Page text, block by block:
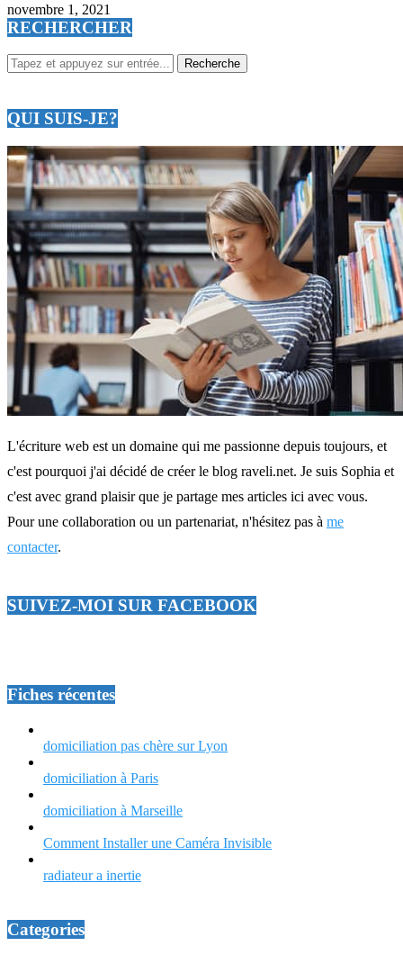
novembre 1, 2021
RECHERCHER
QUI SUIS-JE?
L'écriture web est un domaine qui me passionne depuis toujours, et
c'est pourquoi j'ai décidé de créer le blog raveli.net. Je suis Sophia et
c'est avec grand plaisir que je partage mes articles ici avec vous.
Pour une collaboration ou un partenariat, n'hésitez pas à me
contacter.
SUIVEZ-MOI SUR FACEBOOK
Fiches récentes
domiciliation pas chère sur Lyon
domiciliation à Paris
domiciliation à Marseille
Comment Installer une Caméra Invisible
radiateur a inertie
Categories